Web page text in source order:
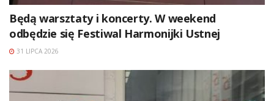
Będą warsztaty i koncerty. W weekend
odbędzie się Festiwal Harmonijki Ustnej
31 LIPCA 2026